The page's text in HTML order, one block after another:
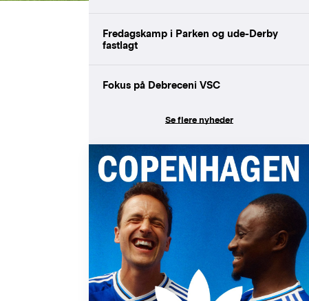
Fredagskamp i Parken og ude-Derby
fastlagt
Fokus på Debreceni VSC
Se flere nyheder